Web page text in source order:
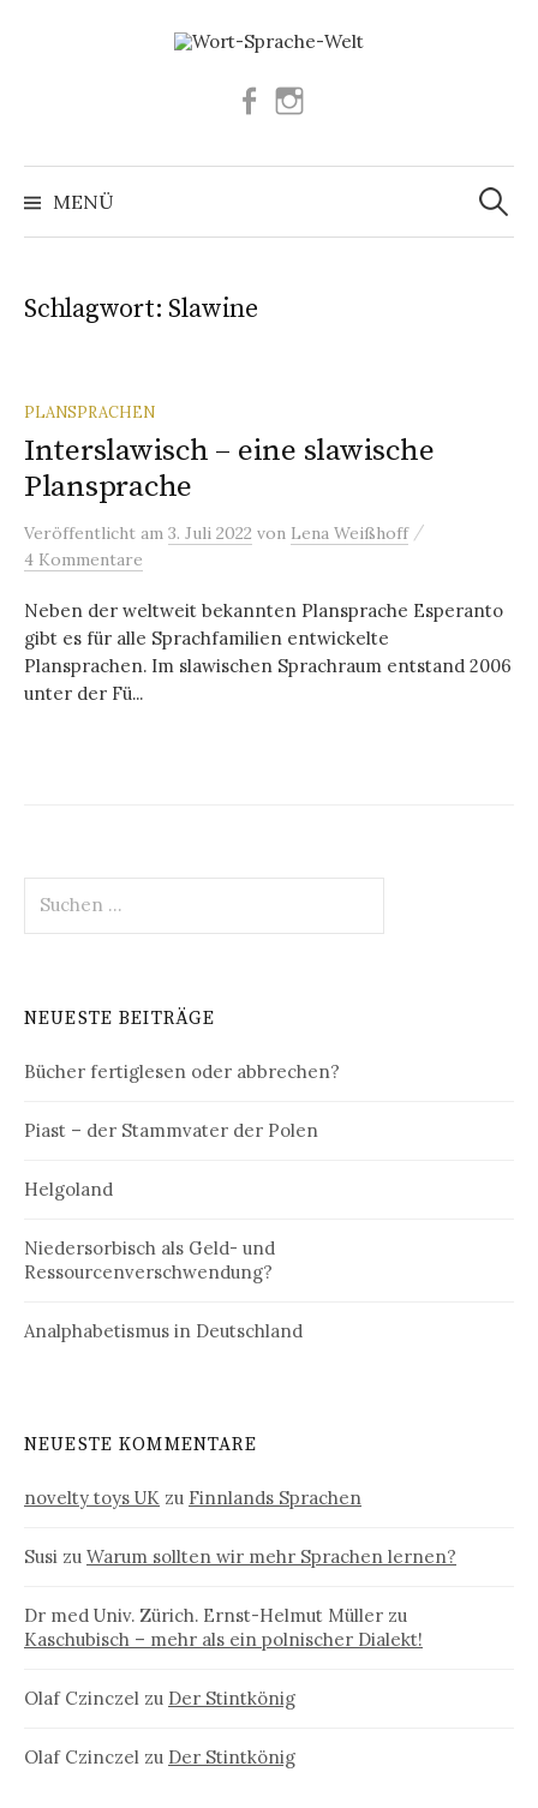
Facebook
MENÜ
Suchen
nach:
Schlagwort: Slawine
PLANSPRACHEN
Interslawisch – eine slawische
Plansprache
Veröffentlicht am 3. Juli 2022 von Lena Weißhoff /
4 Kommentare
Neben der weltweit bekannten Plansprache Esperanto
gibt es für alle Sprachfamilien entwickelte
Plansprachen. Im slawischen Sprachraum entstand 2006
unter der Fü...
nach:
NEUESTE BEITRÄGE
Bücher fertiglesen oder abbrechen?
Piast – der Stammvater der Polen
Helgoland
Niedersorbisch als Geld- und
Ressourcenverschwendung?
Analphabetismus in Deutschland
NEUESTE KOMMENTARE
novelty toys UK zu Finnlands Sprachen
Susi zu Warum sollten wir mehr Sprachen lernen?
Dr med Univ. Zürich. Ernst-Helmut Müller zu
Kaschubisch – mehr als ein polnischer Dialekt!
Olaf Czinczel zu Der Stintkönig
Olaf Czinczel zu Der Stintkönig